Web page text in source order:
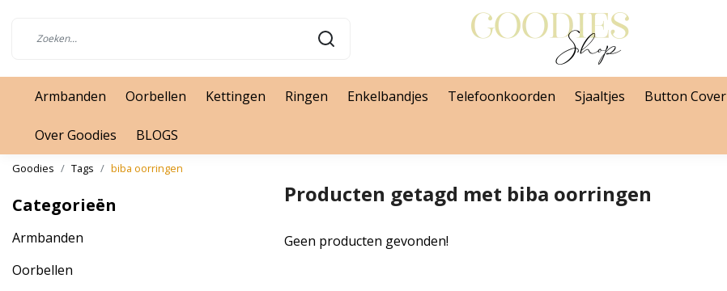
Armbanden Oorbellen Kettingen Ringen Enkelbandjes Telefoonkoorden Sjaaltjes Button Cover
Over Goodies BLOGS
Goodies Tags biba oorringen
Categorieën
Armbanden
Oorbellen
Producten getagd met biba oorringen
Geen producten gevonden!